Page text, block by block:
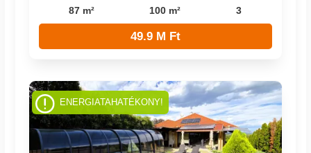
87 m² 100 m² 3
49.9 M Ft
ENERGIATAHATÉKONY!